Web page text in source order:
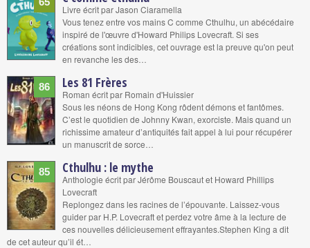
Livre écrit par Jason Ciaramella
Vous tenez entre vos mains C comme Cthulhu, un abécédaire
inspiré de l'œuvre d'Howard Philips Lovecraft. Si ses
créations sont indicibles, cet ouvrage est la preuve qu'on peut
en revanche les des…
86 Les 81 Frères
Roman écrit par Romain d'Huissier
Sous les néons de Hong Kong rôdent démons et fantômes.
C’est le quotidien de Johnny Kwan, exorciste. Mais quand un
richissime amateur d’antiquités fait appel à lui pour récupérer
un manuscrit de sorce…
85 Cthulhu : le mythe
Anthologie écrit par Jérôme Bouscaut et Howard Phillips
Lovecraft
Replongez dans les racines de l’épouvante. Laissez-vous
guider par H.P. Lovecraft et perdez votre âme à la lecture de
ces nouvelles délicieusement effrayantes.Stephen King a dit
de cet auteur qu’il ét…